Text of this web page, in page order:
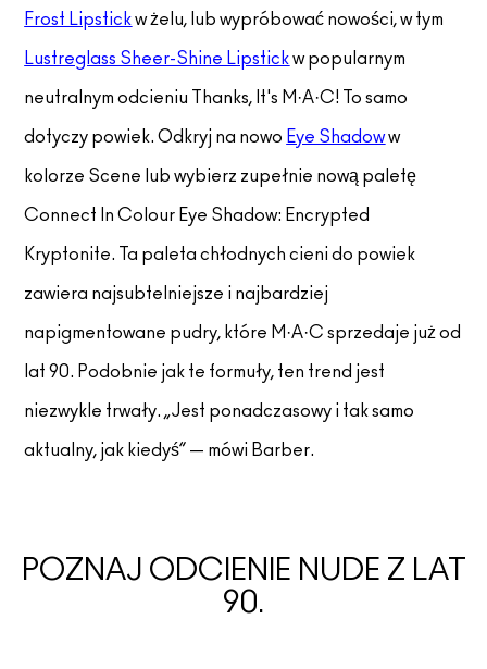
Frost Lipstickw żelu, lub wypróbować nowości, w tym
Lustreglass Sheer-Shine Lipstickw popularnym
neutralnym odcieniu Thanks, It's M·A·C! To samo
dotyczy powiek. Odkryj na nowo Eye Shadoww
kolorze Scene lub wybierz zupełnie nową paletę
Connect In Colour Eye Shadow: Encrypted
Kryptonite. Ta paleta chłodnych cieni do powiek
zawiera najsubtelniejsze i najbardziej
napigmentowane pudry, które M·A·C sprzedaje już od
lat 90. Podobnie jak te formuły, ten trend jest
niezwykle trwały. „Jest ponadczasowy i tak samo
aktualny, jak kiedyś” — mówi Barber.
POZNAJ ODCIENIE NUDE Z LAT
90.